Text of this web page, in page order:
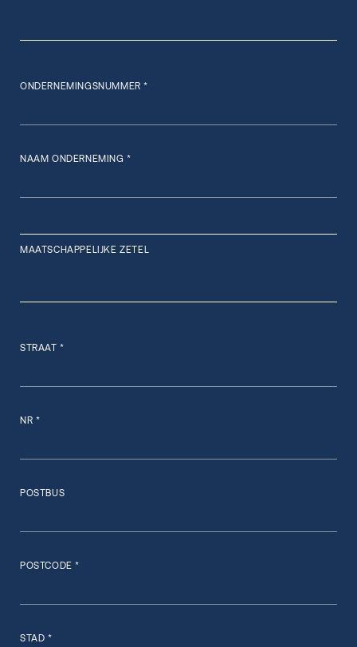
ONDERNEMINGSNUMMER *
NAAM ONDERNEMING *
MAATSCHAPPELIJKE ZETEL
STRAAT *
NR *
POSTBUS
POSTCODE *
STAD *